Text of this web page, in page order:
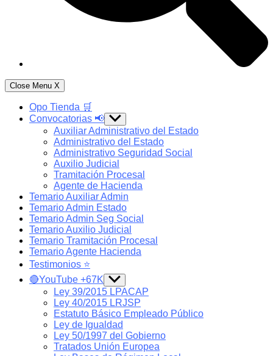
Close Menu X
Opo Tienda 🛒
Convocatorias 📢 Show
sub
menu
Auxiliar Administrativo del Estado
Administrativo del Estado
Administrativo Seguridad Social
Auxilio Judicial
Tramitación Procesal
Agente de Hacienda
Temario Auxiliar Admin
Temario Admin Estado
Temario Admin Seg Social
Temario Auxilio Judicial
Temario Tramitación Procesal
Temario Agente Hacienda
Testimonios ⭐️
🔴YouTube +67K Show
sub
menu
Ley 39/2015 LPACAP
Ley 40/2015 LRJSP
Estatuto Básico Empleado Público
Ley de Igualdad
Ley 50/1997 del Gobierno
Tratados Unión Europea